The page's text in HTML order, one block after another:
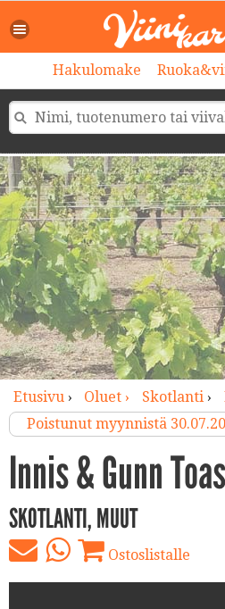
Hakulomake
Etusivu› Oluet › Skotlanti›
Poistunut myynnistä
Innis & Gunn
SKOTLANTI, MUUT
Ostoslistalle